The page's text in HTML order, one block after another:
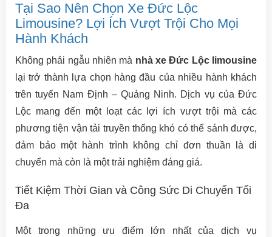
Tại Sao Nên Chọn Xe Đức Lộc
Limousine? Lợi Ích Vượt Trội Cho Mọi
Hành Khách
Không phải ngẫu nhiên mà nhà xe Đức Lộc limousine
lại trở thành lựa chọn hàng đầu của nhiều hành khách
trên tuyến Nam Định – Quảng Ninh. Dịch vụ của Đức
Lộc mang đến một loạt các lợi ích vượt trội mà các
phương tiện vận tải truyền thống khó có thể sánh được,
đảm bảo một hành trình không chỉ đơn thuần là di
chuyển mà còn là một trải nghiệm đáng giá.
Tiết Kiệm Thời Gian và Công Sức Di Chuyển Tối
Đa
Một trong những ưu điểm lớn nhất của dịch vụ